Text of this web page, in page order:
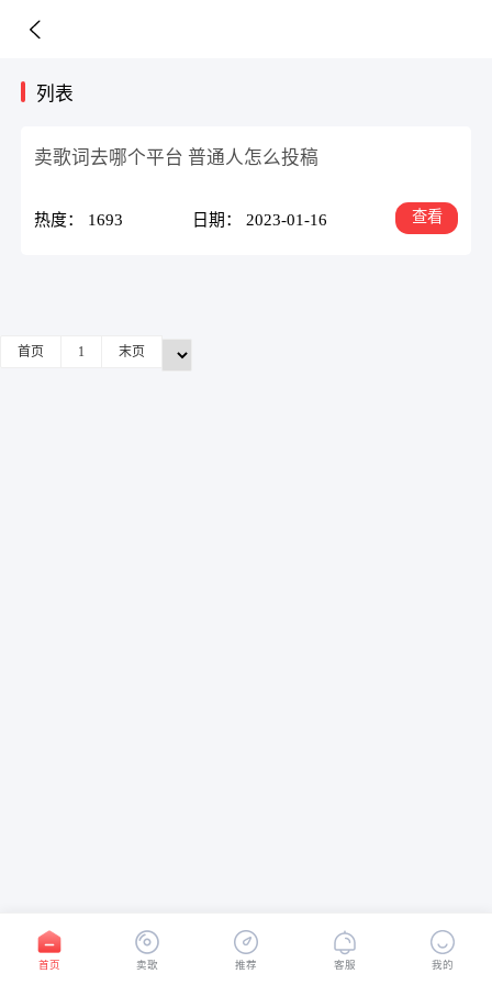
列表
卖歌词去哪个平台 普通人怎么投稿
热度： 1693 日期： 2023-01-16 查看
首页 1 末页
首页 卖歌 推荐 客服 我的